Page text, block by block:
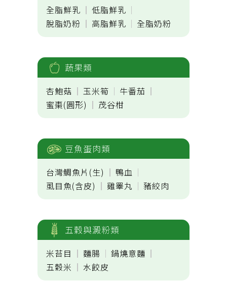
全脂鮮乳
低脂鮮乳
脫脂奶粉
高脂鮮乳 全脂奶粉
蔬果類
杏鮑菇 玉米筍
牛番茄
蜜棗(圓形)
茂谷柑
豆魚蛋肉類
台灣鯛魚片(生)
鴨血
虱目魚(含皮)
雞睪丸 豬絞肉
五穀與澱粉類
米苔目 麵腸
鍋燒意麵
五穀米
水餃皮